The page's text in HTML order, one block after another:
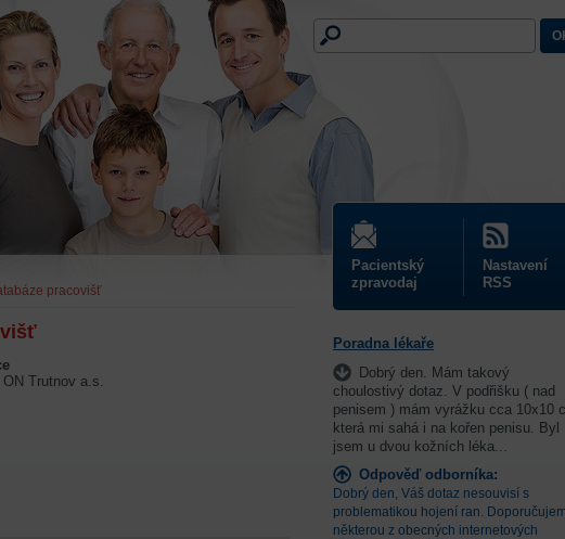
Pacientský
zpravodaj
Nastavení
RSS
pracovišť
Trutnov a.s.
Poradna lékaře
Dobrý den. Mám takový
choulostivý dotaz. V podřišku ( nad
penisem ) mám vyrážku cca 10x10
která mi sahá i na kořen penisu. Byl
jsem u dvou kožních léka...
Odpověď odborníka:
Dobrý den, Váš dotaz nesouvisí s
problematikou hojení ran.
některou z obecných internetových